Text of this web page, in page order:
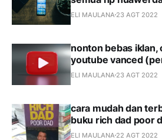
ELI MAULANA 23 AGT 2022
nonton bebas iklan,
youtube vanced
ELI MAULANA 23 AGT 2022
cara mudah dan
buku rich dad poor
ELI MAULANA 22 AGT 2022